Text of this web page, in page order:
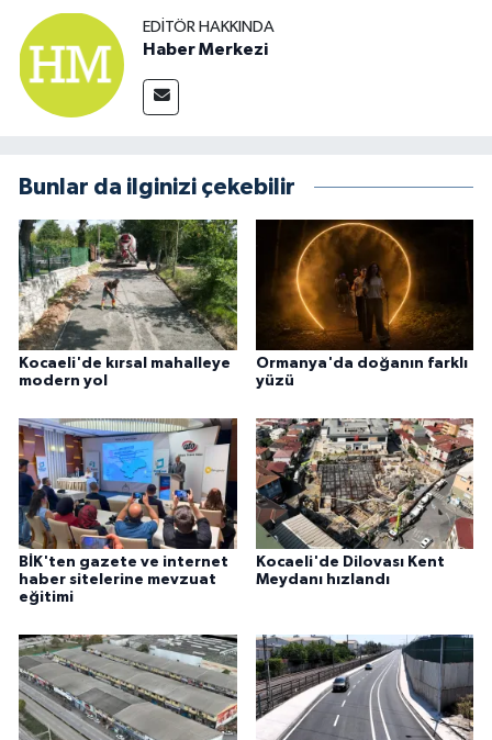
EDITÖR HAKKINDA
Haber Merkezi
Bunlar da ilginizi çekebilir
Kocaeli'de kırsal mahalleye
modern yol
Ormanya'da doğanın farklı
yüzü
BİK'ten gazete ve internet
haber sitelerine mevzuat
eğitimi
Kocaeli'de Dilovası Kent
Meydanı hızlandı